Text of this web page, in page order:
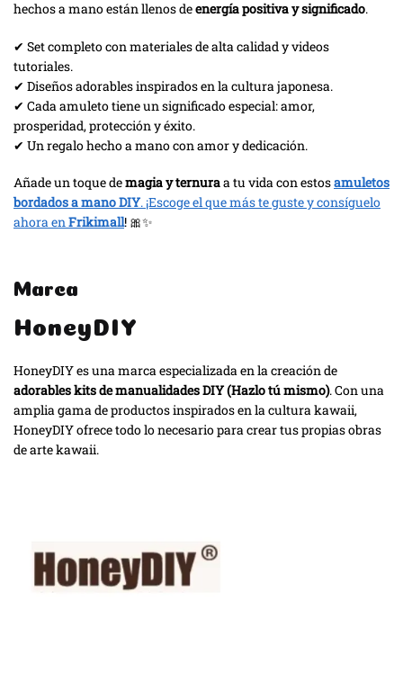
hechos a mano están llenos deenergía positiva y significado.
✔ Set completo con materiales de alta calidad y videos
tutoriales.
✔ Diseños adorables inspirados en la cultura japonesa.
✔ Cada amuleto tiene un significado especial: amor,
prosperidad, protección y éxito.
✔ Un regalo hecho a mano con amor y dedicación.
Añade un toque demagia y ternuraa tu vida con estosamuletos
bordados a mano DIY. ¡Escoge el que más te guste y consíguelo
ahora enFrikimall! 🎀✨
Marca
HoneyDIY
HoneyDIY es una marca especializada en la creación de
adorables kits de manualidades DIY (Hazlo tú mismo). Con una
amplia gama de productos inspirados en la cultura kawaii,
HoneyDIY ofrece todo lo necesario para crear tus propias obras
de arte kawaii.